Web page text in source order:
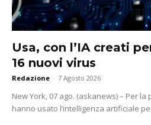
Usa, con l’IA creati
16 nuovi virus
Redazione - 7 Agosto 2026
New York, 07 ago. (askanews) – Per
hanno usato l’intelligenza artificiale